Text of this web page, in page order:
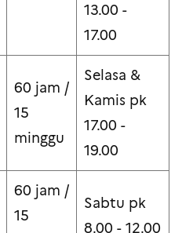
13.00 -
17.00
60 jam /
15
minggu
Selasa &
Kamis pk
17.00 -
19.00
60 jam /
15
Sabtu pk
8.00 - 12.00